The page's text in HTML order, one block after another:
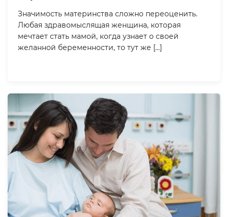
Значимость материнства сложно переоценить.
Любая здравомыслящая женщина, которая
мечтает стать мамой, когда узнает о своей
желанной беременности, то тут же […]